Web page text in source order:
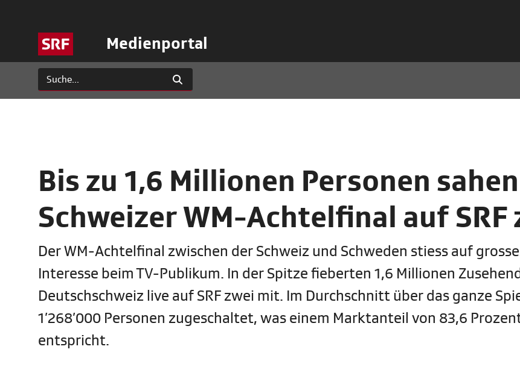
Medienportal
Bis zu 1,6 Millionen Personen sahen
Schweizer WM-Achtelfinal auf SRF
Der WM-Achtelfinal zwischen der Schweiz und Schweden stiess auf
Interesse beim TV-Publikum. In der Spitze fieberten 1,6 Millionen
Deutschschweiz live auf SRF zwei mit. Im Durchschnitt über das ganze
1’268’000 Personen zugeschaltet, was einem Marktanteil von 83,6
entspricht.